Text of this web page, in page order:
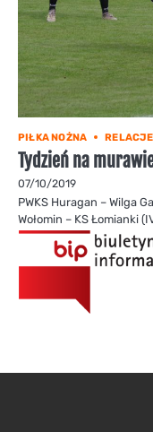
PIŁKA NOŻNA RELACJE
Tydzień na
07/10/2019
PWKS Huragan – Wilga
Wołomin – KS Łomianki